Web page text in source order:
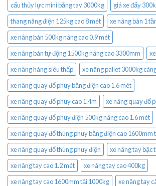
cẩu thủy lực mini bằng tay 3000kg
giá xe đẩy
thang nâng điện 125kg cao 8 mét
xe nâng bàn 1
xe nâng bàn 500kg nâng cao 0.9 mét
xe nâng bán tự động 1500kg nâng cao 3300mm
xe nâng hàng siêu thấp
xe nâng pallet 3000kg
xe nâng quay đổ phuy bằng điện cao 1.6 mét
xe nâng quay đổ phuy cao 1.4m
xe nâng quay đổ
xe nâng quay đổ phuy điện 500kg nâng cao 1.6 mét
xe nâng quay đổ thùng phuy bằng điện cao 1600mm
xe nâng quay đổ thùng phuy điện
xe nâng tay bậc
xe nâng tay cao 1.2 mét
xe nâng tay cao 400kg
xe nâng tay cao 1600mm tải 1000kg
xe nâng tay